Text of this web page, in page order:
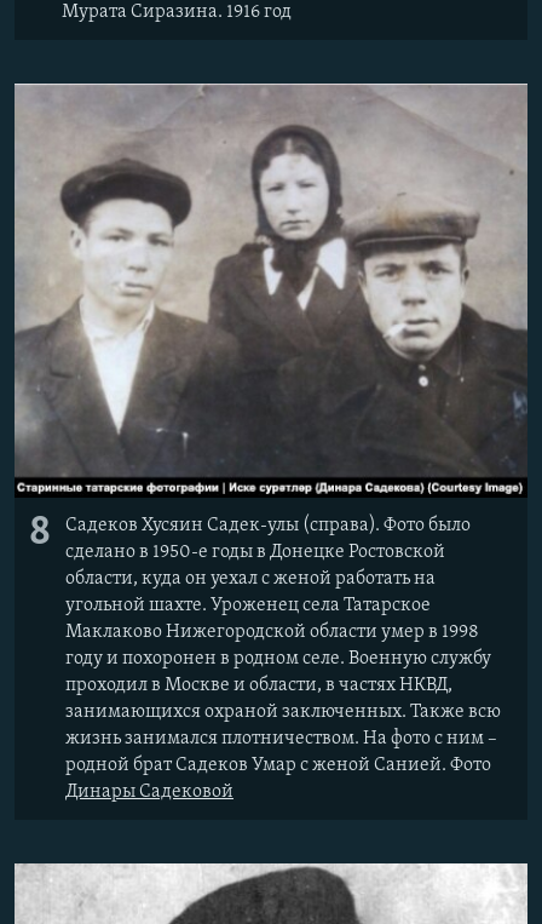
Мурата Сиразина. 1916 год
8
Садеков Хусяин Садек-улы (справа). Фото было
сделано в 1950-е годы в Донецке Ростовской
области, куда он уехал с женой работать на
угольной шахте. Уроженец села Татарское
Маклаково Нижегородской области умер в 1998
году и похоронен в родном селе. Военную службу
проходил в Москве и области, в частях НКВД,
занимающихся охраной заключенных. Также всю
жизнь занимался плотничеством. На фото с ним –
родной брат Садеков Умар с женой Санией. Фото
Динары Садековой